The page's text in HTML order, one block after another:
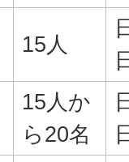
15人
15人か
ら20名